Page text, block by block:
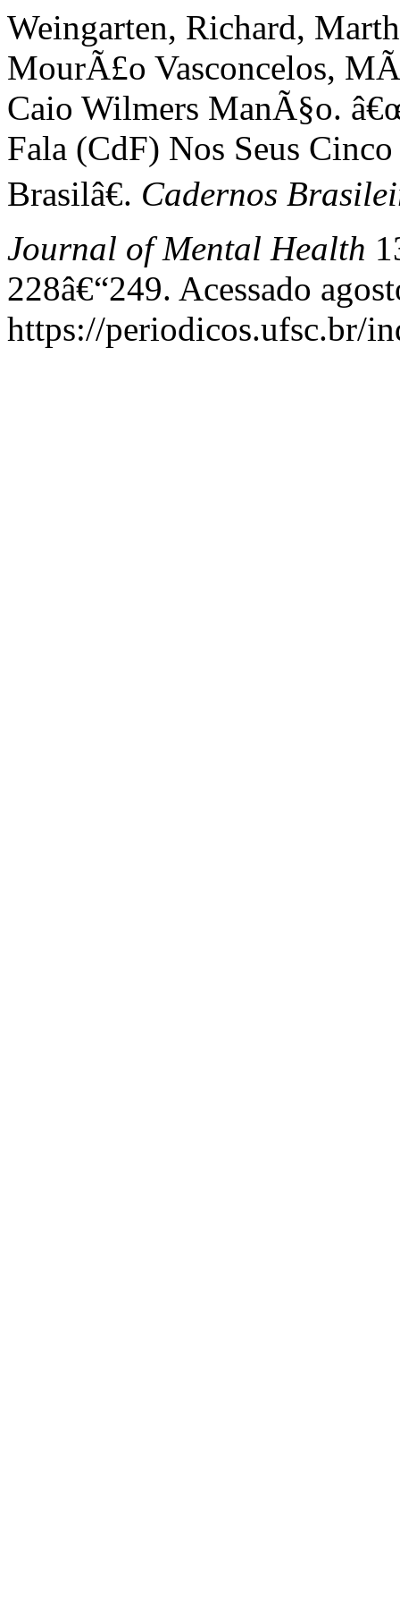
Weingarten, Richard,
MourÃ£o Vasconcelos,
Caio Wilmers ManÃ§o.
Fala (CdF) Nos Seus
Brasilâ€. Cadernos
Journal of Mental Health
228â€“249. Acessado
https://periodicos.ufsc.br/